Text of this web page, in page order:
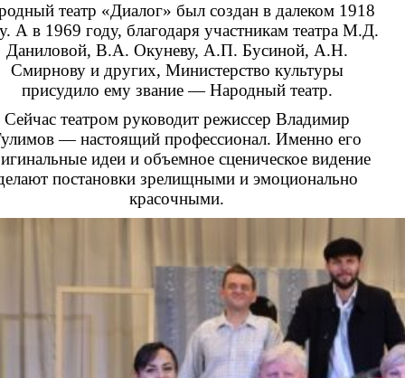
театр «Диалог» был создан в далеком 1918
А в 1969 году, благодаря участникам театра М.Д.
Даниловой, В.А. Окуневу, А.П. Бусиной, А.Н.
Смирнову и других, Министерство культуры
присудило ему звание — Народный театр.
Сейчас театром руководит режиссер Владимир
— настоящий профессионал. Именно его
идеи и объемное сценическое видение
постановки зрелищными и эмоционально
красочными.